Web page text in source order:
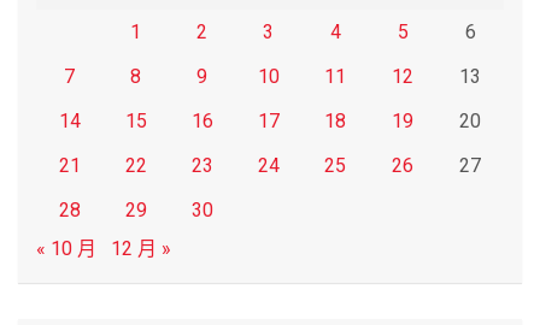
1
2 3 4 5
6
7
8 9 10 11 12
13
14
15 16 17 18 19
20
21
22 23 24 25 26
27
28
29
30
« 10 月
12 月 »